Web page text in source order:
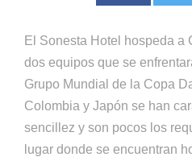
El Sonesta Hotel hospeda a
dos equipos que se
Grupo Mundial de la Copa
Colombia y Japón se han
sencillez y son pocos los
lugar donde se encuentran